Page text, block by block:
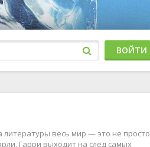
ВОЙТИ
литературы весь мир — это не просто
Гарри выходит на след самых